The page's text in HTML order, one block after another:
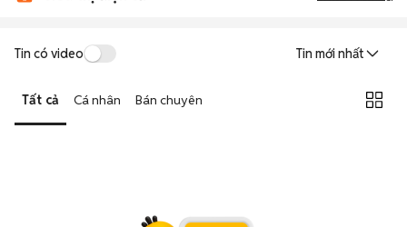
Tin có video Tin mới nhất
Tất cả Cá nhân Bán chuyên